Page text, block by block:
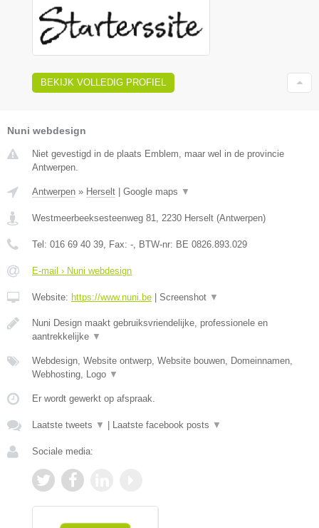
BEKIJK VOLLEDIG PROFIEL
Nuni webdesign
Niet gevestigd in de plaats Emblem, maar wel in de provincie
Antwerpen.
Antwerpen » Herselt Google maps ▼
Westmeerbeeksesteenweg 81, 2230 Herselt (Antwerpen)
Tel: 016 69 40 39, Fax: -, BTW-nr: BE 0826.893.029
E-mail › Nuni webdesign
Website: https://www.nuni.be Screenshot ▼
Nuni Design maakt gebruiksvriendelijke, professionele en
aantrekkelijke ▼
Webdesign, Website ontwerp, Website bouwen, Domeinnamen,
Webhosting, Logo ▼
Er wordt gewerkt op afspraak.
Laatste tweets ▼ Laatste facebook posts ▼
Sociale media: